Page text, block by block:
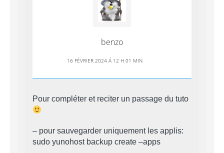
benzo
16 FÉVRIER 2024 Á 12 H 01 MIN
Pour compléter et reciter un passage du tuto
– pour sauvegarder uniquement les applis:
sudo yunohost backup create –apps